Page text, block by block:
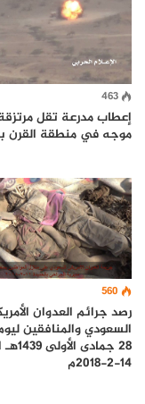
463
إعطاب مدرعة تقل
موجه في منطقة القرن
560
رصد جرائم العدوان
السعودي والمنافقين ليوم
28
14-2-2018م